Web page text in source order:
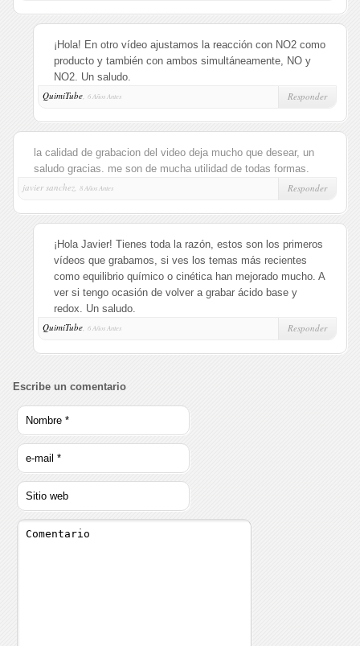
¡Hola! En otro vídeo ajustamos la reacción con NO2 como
producto y también con ambos simultáneamente, NO y
NO2. Un saludo.
QuimiTube, 6 Años Antes Responder
la calidad de grabacion del video deja mucho que desear, un
saludo gracias. me son de mucha utilidad de todas formas.
javier sanchez, 8 Años Antes Responder
¡Hola Javier! Tienes toda la razón, estos son los primeros
vídeos que grabamos, si ves los temas más recientes
como equilibrio químico o cinética han mejorado mucho. A
ver si tengo ocasión de volver a grabar ácido base y
redox. Un saludo.
QuimiTube, 6 Años Antes Responder
Escribe un comentario